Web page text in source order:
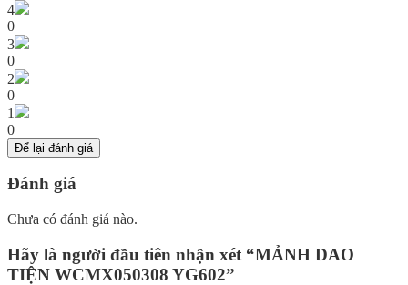
4
0
3
0
2
0
1
0
Để lại đánh giá
Đánh giá
Chưa có đánh giá nào.
Hãy là người đầu tiên nhận xét “MẢNH DAO
TIỆN WCMX050308 YG602”